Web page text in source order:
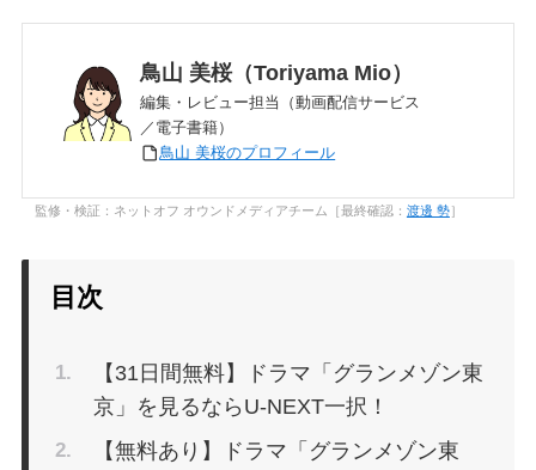
鳥山 美桜（Toriyama Mio）
編集・レビュー担当（動画配信サービス
／電子書籍）
鳥山 美桜のプロフィール
監修・検証：ネットオフ オウンドメディアチーム［最終確認： 渡邊 勢］
目次
【31日間無料】ドラマ「グランメゾン東
京」を見るならU-NEXT一択！
【無料あり】ドラマ「グランメゾン東